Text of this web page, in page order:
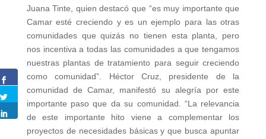
Juana Tinte, quien destacó que “es muy importante que
Camar esté creciendo y es un ejemplo para las otras
comunidades que quizás no tienen esta planta, pero
nos incentiva a todas las comunidades a que tengamos
nuestras plantas de tratamiento para seguir creciendo
como comunidad”. Héctor Cruz, presidente de la
comunidad de Camar, manifestó su alegría por este
importante paso que da su comunidad. “La relevancia
de este importante hito viene a complementar los
proyectos de necesidades básicas y que busca apuntar